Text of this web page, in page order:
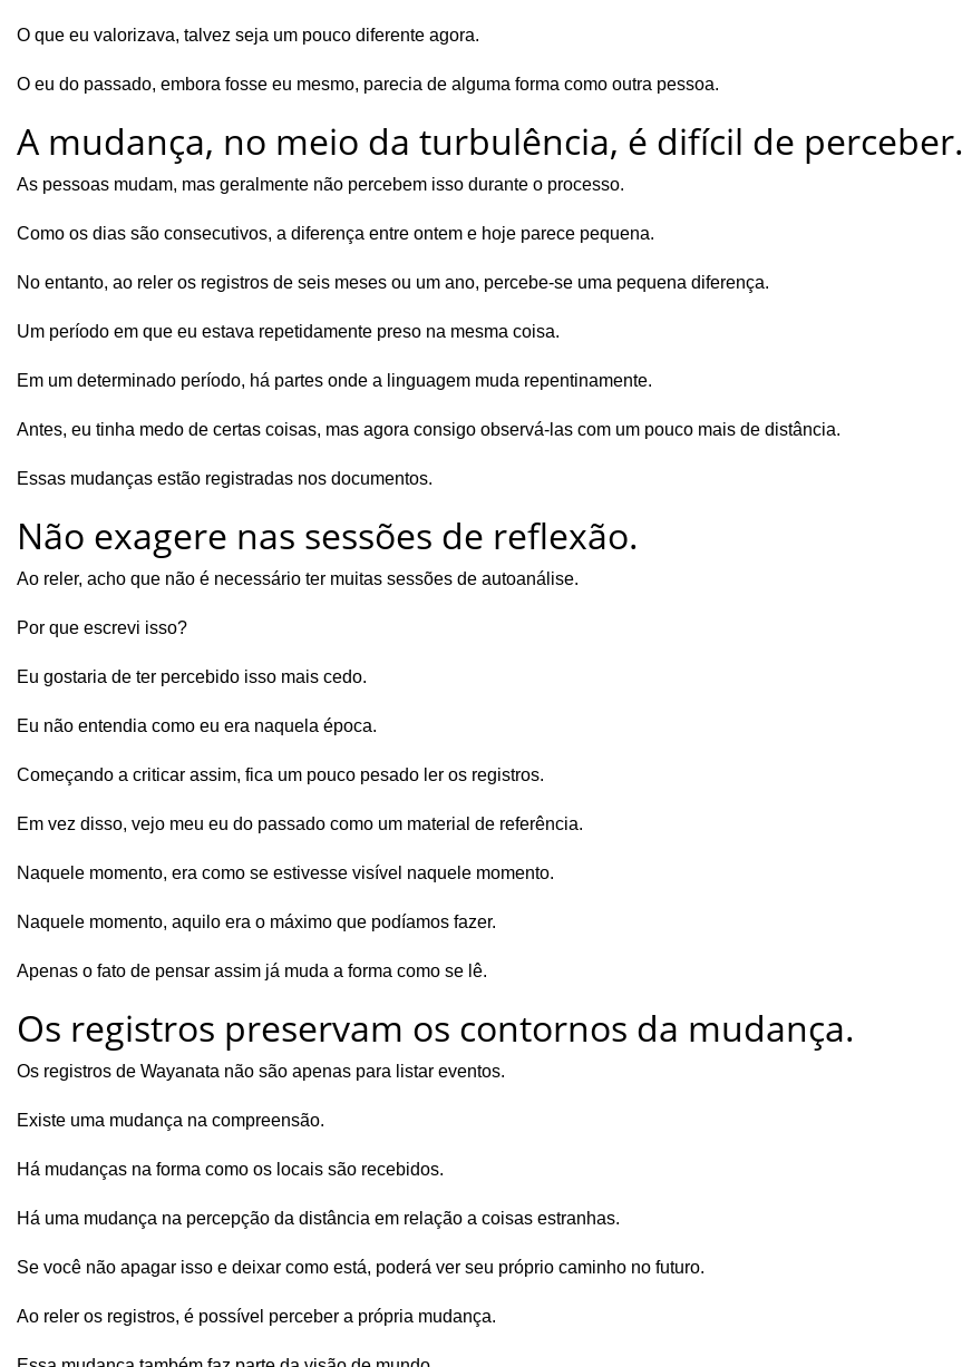
O que eu valorizava, talvez seja um pouco diferente agora.
O eu do passado, embora fosse eu mesmo, parecia de alguma forma como outra pessoa.
A mudança, no meio da turbulência, é difícil de perceber.
As pessoas mudam, mas geralmente não percebem isso durante o processo.
Como os dias são consecutivos, a diferença entre ontem e hoje parece pequena.
No entanto, ao reler os registros de seis meses ou um ano, percebe-se uma pequena diferença.
Um período em que eu estava repetidamente preso na mesma coisa.
Em um determinado período, há partes onde a linguagem muda repentinamente.
Antes, eu tinha medo de certas coisas, mas agora consigo observá-las com um pouco mais de distância.
Essas mudanças estão registradas nos documentos.
Não exagere nas sessões de reflexão.
Ao reler, acho que não é necessário ter muitas sessões de autoanálise.
Por que escrevi isso?
Eu gostaria de ter percebido isso mais cedo.
Eu não entendia como eu era naquela época.
Começando a criticar assim, fica um pouco pesado ler os registros.
Em vez disso, vejo meu eu do passado como um material de referência.
Naquele momento, era como se estivesse visível naquele momento.
Naquele momento, aquilo era o máximo que podíamos fazer.
Apenas o fato de pensar assim já muda a forma como se lê.
Os registros preservam os contornos da mudança.
Os registros de Wayanata não são apenas para listar eventos.
Existe uma mudança na compreensão.
Há mudanças na forma como os locais são recebidos.
Há uma mudança na percepção da distância em relação a coisas estranhas.
Se você não apagar isso e deixar como está, poderá ver seu próprio caminho no futuro.
Ao reler os registros, é possível perceber a própria mudança.